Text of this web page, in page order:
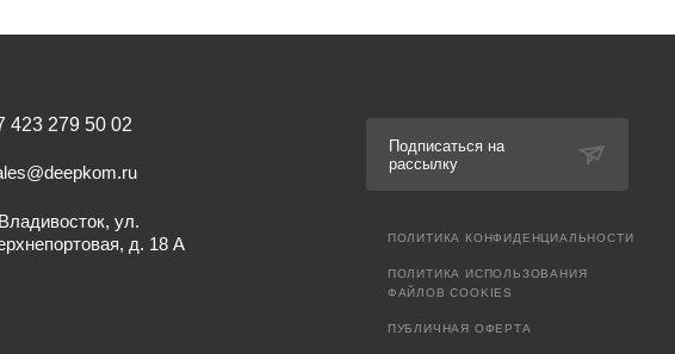
423 279 50 02
Владивосток, ул.
д. 18 А
Подписаться на
рассылку
ПОЛИТИКА КОНФИДЕНЦИАЛЬНОСТИ
ПОЛИТИКА ИСПОЛЬЗОВАНИЯ
ФАЙЛОВ COOKIES
ПУБЛИЧНАЯ ОФЕРТА